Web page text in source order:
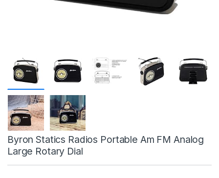
Byron Statics Radios Portable Am FM Analog
Large Rotary Dial